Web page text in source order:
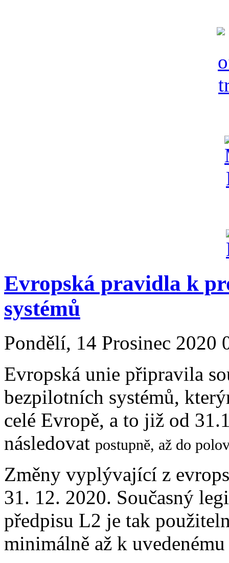
Evropská pravidla k
systémů
Pondělí, 14 Prosinec 2020
Evropská unie připravila
bezpilotních systémů,
celé Evropě, a to již od
následovat postupně, až do
Změny vyplývající z
31. 12. 2020. Současný
předpisu L2 je tak
minimálně až k